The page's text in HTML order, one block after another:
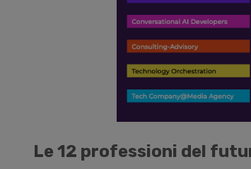
Le 12 professioni del